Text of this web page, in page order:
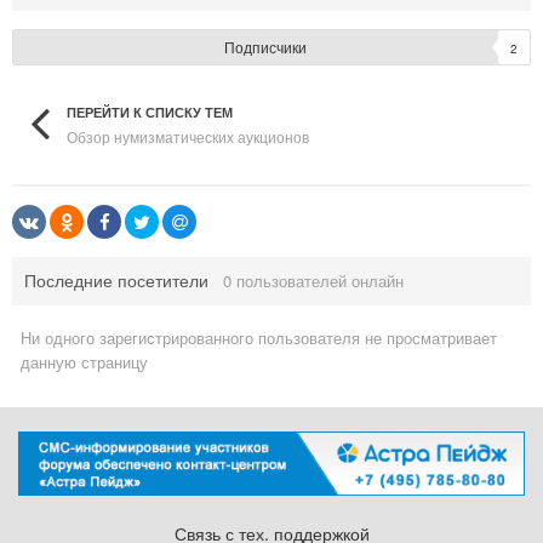
Подписчики 2
ПЕРЕЙТИ К СПИСКУ ТЕМ
Обзор нумизматических аукционов
Последние посетители 0 пользователей онлайн
Ни одного зарегистрированного пользователя не просматривает
данную страницу
Связь с тех. поддержкой